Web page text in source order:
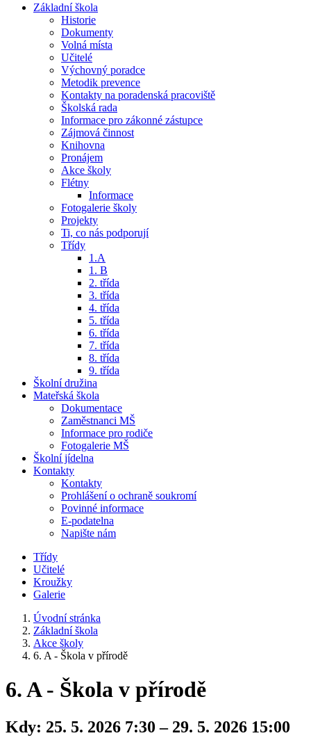
Základní škola
Historie
Dokumenty
Volná místa
Učitelé
Výchovný poradce
Metodik prevence
Kontakty na poradenská pracoviště
Školská rada
Informace pro zákonné zástupce
Zájmová činnost
Knihovna
Pronájem
Akce školy
Flétny
Informace
Fotogalerie školy
Projekty
Ti, co nás podporují
Třídy
1.A
1. B
2. třída
3. třída
4. třída
5. třída
6. třída
7. třída
8. třída
9. třída
Školní družina
Mateřská škola
Dokumentace
Zaměstnanci MŠ
Informace pro rodiče
Fotogalerie MŠ
Školní jídelna
Kontakty
Kontakty
Prohlášení o ochraně soukromí
Povinné informace
E-podatelna
Napište nám
Třídy
Učitelé
Kroužky
Galerie
Úvodní stránka
Základní škola
Akce školy
6. A - Škola v přírodě
6. A - Škola v přírodě
Kdy: 25. 5. 2026 7:30 – 29. 5. 2026 15:00